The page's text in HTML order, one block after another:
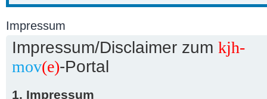
Impressum
Impressum/Disclaimer zum kjh-
mov(e)-Portal
1. Impressum